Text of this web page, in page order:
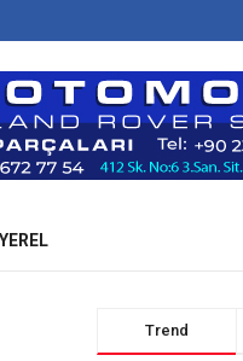
YEREL
Trend